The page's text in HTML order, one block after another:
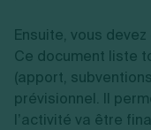
Ensuite, vous
Ce document liste
(apport,
prévisionnel. Il
l’activité va être